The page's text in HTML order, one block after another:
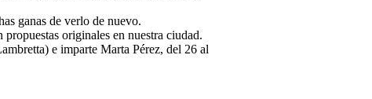
ganas de verlo de nuevo.
originales en nuestra ciudad.
e imparte Marta Pérez, del 26 al